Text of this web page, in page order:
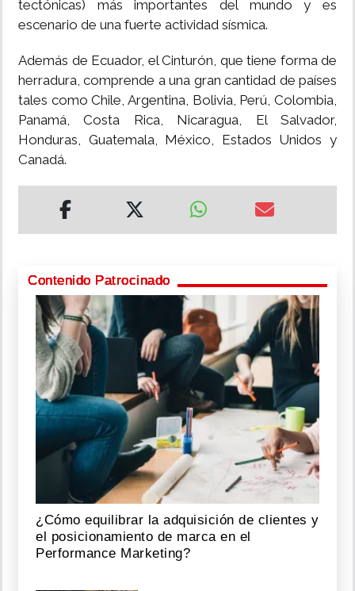
tectónicas) más importantes del mundo y es
escenario de una fuerte actividad sísmica.
Además de Ecuador, el Cinturón, que tiene forma de
herradura, comprende a una gran cantidad de países
tales como Chile, Argentina, Bolivia, Perú, Colombia,
Panamá, Costa Rica, Nicaragua, El Salvador,
Honduras, Guatemala, México, Estados Unidos y
Canadá.
Contenido Patrocinado
¿Cómo equilibrar la adquisición de clientes y
el posicionamiento de marca en el
Performance Marketing?